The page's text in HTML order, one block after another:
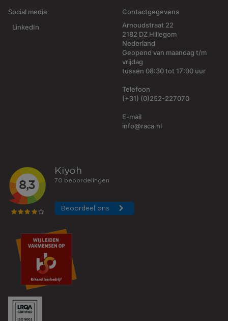
Social media
LinkedIn
Contactgegevens
Arnoudstraat 22
2182 DZ Hillegom
Nederland
Geopend van maandag t/m
vrijdag
tussen 08:30 tot 17:00 uur
Telefoon
(+31) (0)252-227070
E-mail
info@raca.nl